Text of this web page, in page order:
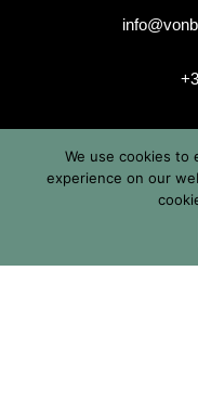
We use cookies to
experience on our